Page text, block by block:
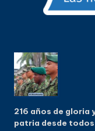
216 años de
patria desde